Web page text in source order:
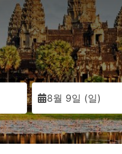
8월 9일 (일)